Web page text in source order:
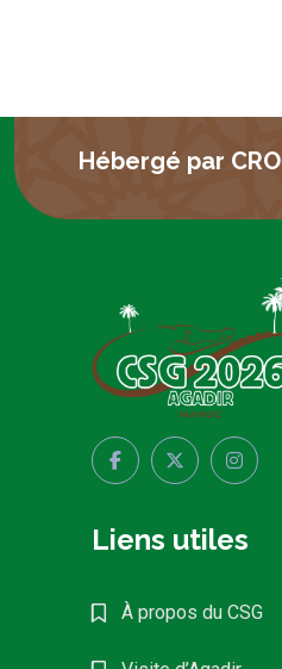
Hébergé par
Liens utiles
À propos du CSG